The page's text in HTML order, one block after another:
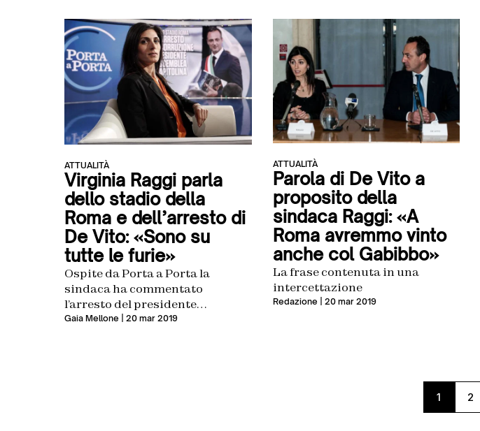
ATTUALITÀ
Virginia Raggi parla
dello stadio della
Roma e dell’arresto di
De Vito: «Sono su
tutte le furie»
Ospite da Porta a Porta la
sindaca ha commentato
l’arresto del presidente
dell’assemblea capitolina e i
Gaia Mellone | 20 mar 2019
ATTUALITÀ
Parola di De Vito a
proposito della
sindaca Raggi: «A
Roma avremmo vinto
anche col Gabibbo»
La frase contenuta in una
intercettazione
Redazione | 20 mar 2019
1 2